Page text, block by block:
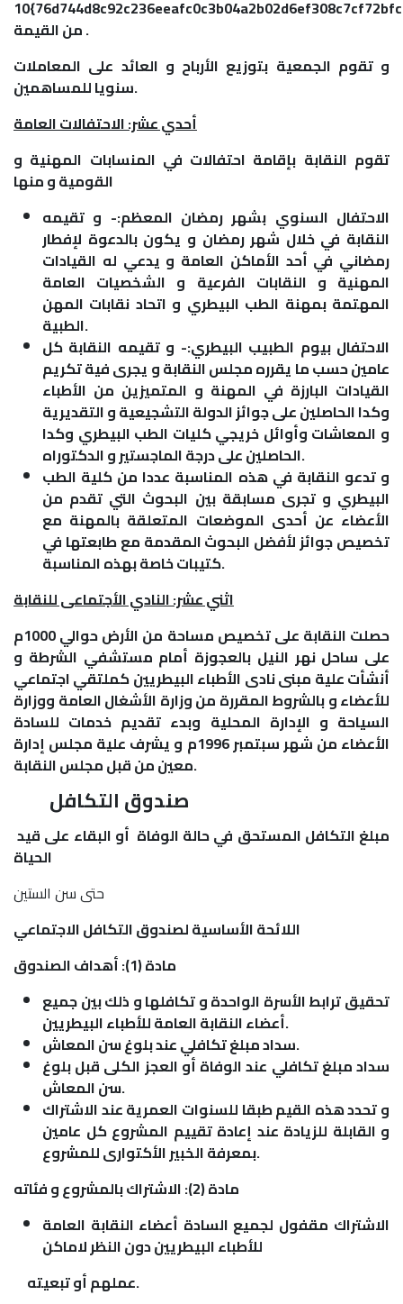
10{76d744d8c92c236eeafc0c3b04a2b02d6ef308c7cf72bfc9e6a02a9805c909aa}
من القيمة .
و تقوم الجمعية بتوزيع الأرباح و العائد على المعاملات
سنويا للمساهمين.
أحدي عشر: الاحتفالات العامة
تقوم النقابة بإقامة احتفالات في المنسابات المهنية و
القومية و منها
الاحتفال السنوي بشهر رمضان المعظم:- و تقيمه
النقابة في خلال شهر رمضان و يكون بالدعوة لإفطار
رمضاني في أحد الأماكن العامة و يدعي له القيادات
المهنية و النقابات الفرعية و الشخصيات العامة
المهتمة بمهنة الطب البيطري و اتحاد نقابات المهن
الطبية.
الاحتفال بيوم الطبيب البيطري:- و تقيمه النقابة كل
عامين حسب ما يقرره مجلس النقابة و يجرى فية تكريم
القيادات البارزة في المهنة و المتميزين من الأطباء
وكدا الحاصلين على جوائز الدولة التشجيعية و التقديرية
و المعاشات وأوائل خريجي كليات الطب البيطري وكدا
الحاصلين على درجة الماجستير و الدكتوراه.
و تدعو النقابة في هذه المناسبة عددا من كلية الطب
البيطري و تجرى مسابقة بين البحوث التي تقدم من
الأعضاء عن أحدى الموضعات المتعلقة بالمهنة مع
تخصيص جوائز لأفضل البحوث المقدمة مع طابعتها في
كتيبات خاصة بهذه المناسبة.
اثني عشر: النادي الأجتماعى للنقابة
حصلت النقابة على تخصيص مساحة من الأرض حوالي 1000م
على ساحل نهر النيل بالعجوزة أمام مستشفي الشرطة و
أنشأت علية مبنى نادى الأطباء البيطريين كملتقي اجتماعي
للأعضاء و بالشروط المقررة من وزارة الأشغال العامة ووزارة
السياحة و الإدارة المحلية وبدء تقديم خدمات للسادة
الأعضاء من شهر سبتمبر 1996م و يشرف علية مجلس إدارة
معين من قبل مجلس النقابة.
صندوق التكافل
مبلغ التكافل المستحق في حالة الوفاة أو البقاء على قيد
الحياة
حتى سن الستين
اللائحة الأساسية لصندوق التكافل الاجتماعي
مادة (1): أهداف الصندوق
تحقيق ترابط الأسرة الواحدة و تكافلها و ذلك بين جميع
أعضاء النقابة العامة للأطباء البيطريين.
سداد مبلغ تكافلي عند بلوغ سن المعاش.
سداد مبلغ تكافلي عند الوفاة أو العجز الكلى قبل بلوغ
سن المعاش.
و تحدد هذه القيم طبقا للسنوات العمرية عند الاشتراك
و القابلة للزيادة عند إعادة تقييم المشروع كل عامين
بمعرفة الخبير الأكتوارى للمشروع.
مادة (2): الاشتراك بالمشروع و فئاته
الاشتراك مقفول لجميع السادة أعضاء النقابة العامة
للأطباء البيطريين دون النظر لاماكن
عملهم أو تبعيته.